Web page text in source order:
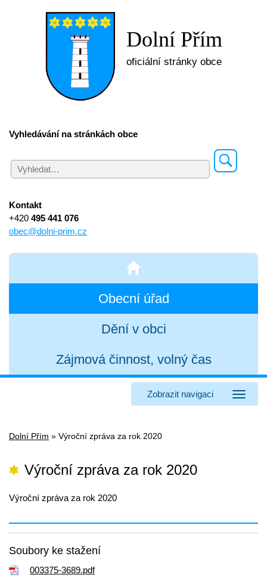
Dolní Přím
oficiální stránky obce
Vyhledávání na stránkách obce
Kontakt
+420 495 441 076
obec@dolni-prim.cz
Obecní úřad
Dění v obci
Zájmová činnost, volný čas
Zobrazit navigaci
Dolní Přím » Výroční zpráva za rok 2020
Výroční zpráva za rok 2020
Výroční zpráva za rok 2020
Soubory ke stažení
003375-3689.pdf